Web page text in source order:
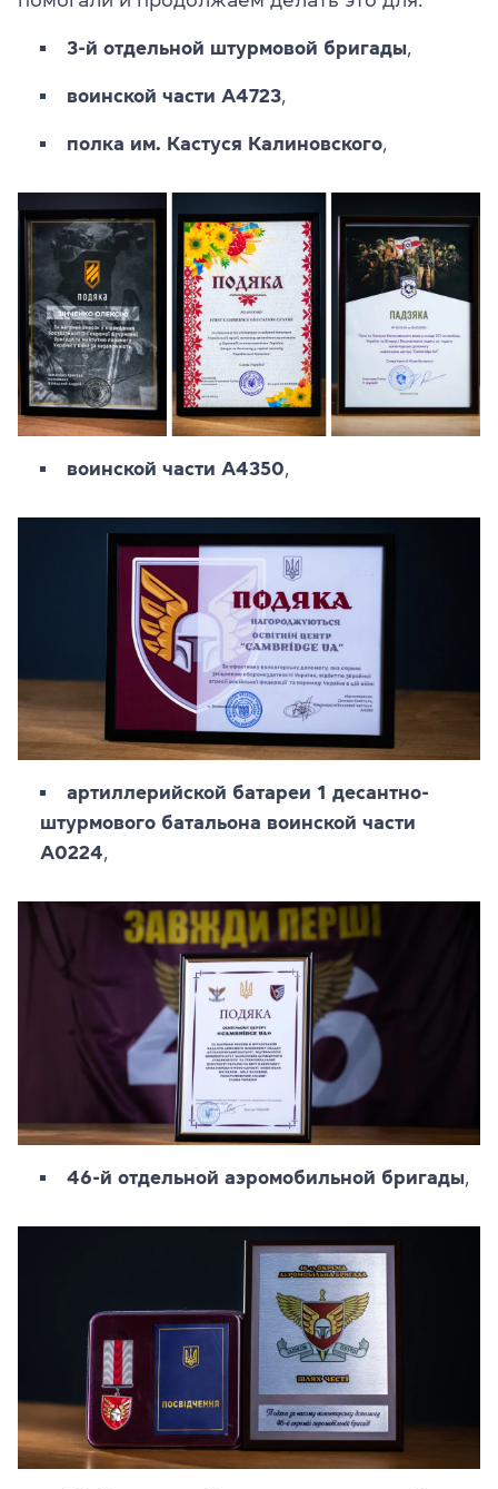
3-й отдельной штурмовой бригады,
воинской части А4723,
полка им. Кастуся Калиновского,
воинской части А4350,
артиллерийской батареи 1 десантно-
штурмового батальона воинской части
А0224,
46-й отдельной аэромобильной бригады